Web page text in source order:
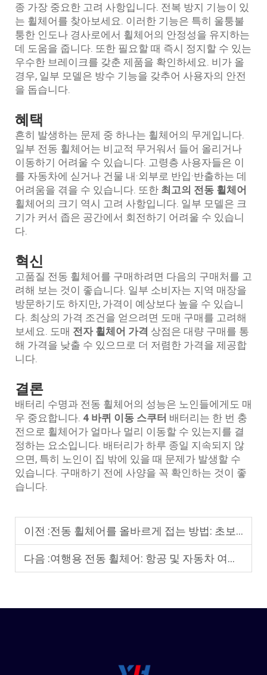
종 가장 중요한 고려 사항입니다. 전복 방지 기능이 있
는 휠체어를 찾아보세요. 이러한 기능은 특히 울퉁불
퉁한 인도나 경사로에서 휠체어의 안정성을 유지하는
데 도움을 줍니다. 또한 필요할 때 즉시 정지할 수 있는
우수한 브레이크를 갖춘 제품을 확인하세요. 비가 올
경우, 일부 모델은 방수 기능을 갖추어 사용자의 안전
을 돕습니다.
혜택
흔히 발생하는 문제 중 하나는 휠체어의 무게입니다.
일부 전동 휠체어는 비교적 무거워서 들어 올리거나
이동하기 어려울 수 있습니다. 고령층 사용자들은 이
를 자동차에 싣거나 건물 내·외부로 반입·반출하는 데
어려움을 겪을 수 있습니다. 또한 최고의 전동 휠체어
휠체어의 크기 역시 고려 사항입니다. 일부 모델은 크
기가 커서 좁은 공간에서 회전하기 어려울 수 있습니
다.
혁신
고품질 전동 휠체어를 구매하려면 다음의 구매처를 고
려해 보는 것이 좋습니다. 일부 소비자는 지역 매장을
방문하기도 하지만, 가격이 예상보다 높을 수 있습니
다. 최상의 가격 조건을 얻으려면 도매 구매를 고려해
보세요. 도매 전자 휠체어 가격 상점은 대량 구매를 통
해 가격을 낮출 수 있으므로 더 저렴한 가격을 제공합
니다.
결론
배터리 수명과 전동 휠체어의 성능은 노인들에게도 매
우 중요합니다. 4 바퀴 이동 스쿠터 배터리는 한 번 충
전으로 휠체어가 얼마나 멀리 이동할 수 있는지를 결
정하는 요소입니다. 배터리가 하루 종일 지속되지 않
으면, 특히 노인이 집 밖에 있을 때 문제가 발생할 수
있습니다. 구매하기 전에 사양을 꼭 확인하는 것이 좋
습니다.
이전 :전동 휠체어를 올바르게 접는 방법: 초보자를 위한 단계별 튜토리얼
다음 :여행용 전동 휠체어: 항공 및 자동차 여행을 위한 필수 이동 보조기기